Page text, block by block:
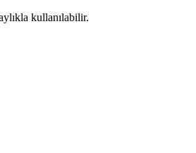
kullanılabilir.